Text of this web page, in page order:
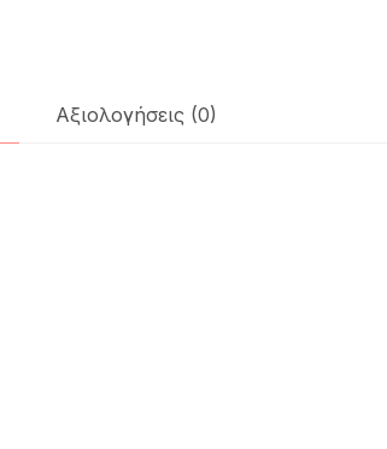
Αξιολογήσεις (0)